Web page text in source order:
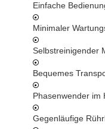
Einfache
Minimaler
Selbstreinigender
Bequemes
Phasenwender im
Gegenläufige